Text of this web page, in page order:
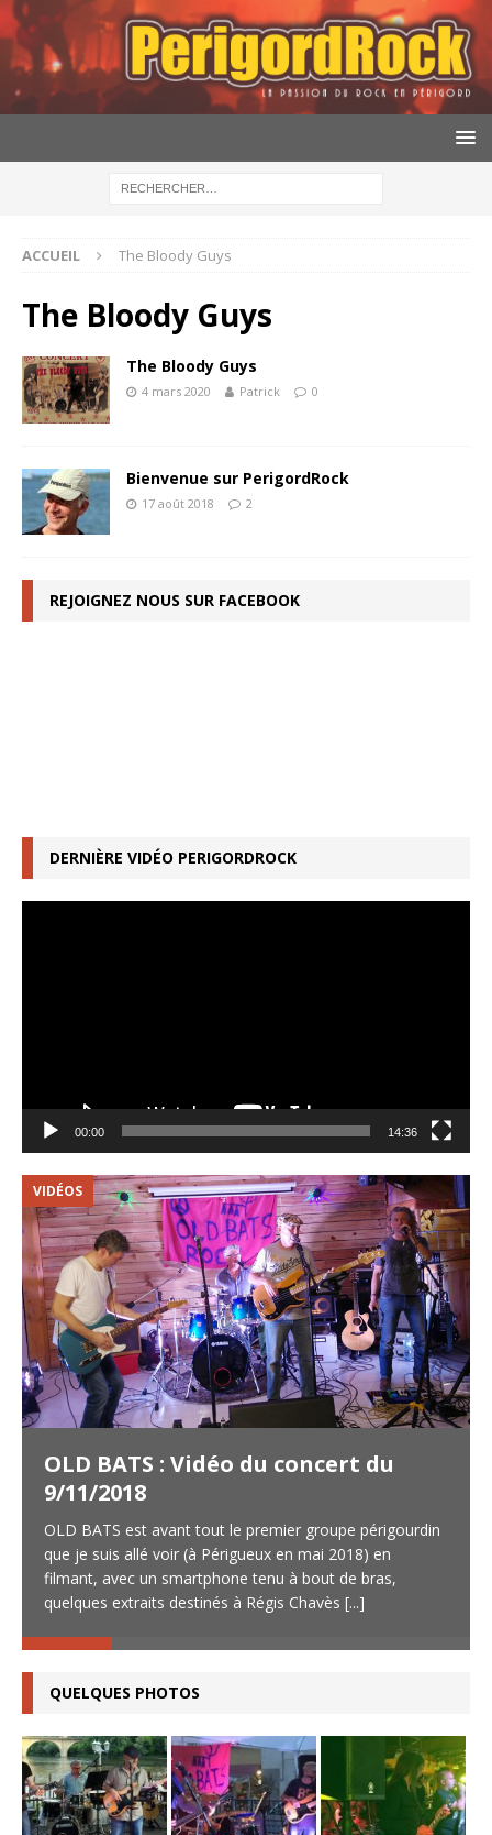
ACCUEIL The Bloody Guys
The Bloody Guys
The Bloody Guys
4 mars 2020 Patrick 0
Bienvenue sur PerigordRock
17 août 2018 2
REJOIGNEZ NOUS SUR FACEBOOK
DERNIÈRE VIDÉO PERIGORDROCK
00:00 14:36
VIDÉOS
OLD BATS : Vidéo du concert du
9/11/2018
OLD BATS est avant tout le premier groupe périgourdin
que je suis allé voir (à Périgueux en mai 2018) en
filmant, avec un smartphone tenu à bout de bras,
quelques extraits destinés à Régis Chavès [...]
QUELQUES PHOTOS